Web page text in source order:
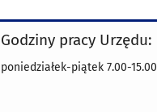
Godziny pracy Urzędu:
poniedziałek-piątek 7.00-15.00